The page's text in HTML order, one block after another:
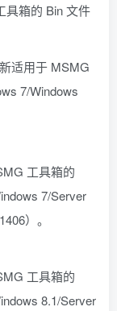
具箱的 Bin 文件
适用于 MSMG
7/Windows
工具箱的
7/Server
）。
工具箱的
8.1/Server